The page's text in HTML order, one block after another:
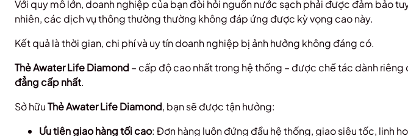
Với quy mô lớn, doanh nghiệp của bạn đòi hỏi nguồn nước sạch phải được đảm bảo
nhiên, các dịch vụ thông thường thường không đáp ứng được kỳ vọng cao này.
Kết quả là thời gian, chi phí và uy tín doanh nghiệp bị ảnh hưởng không đáng có.
Thẻ Awater Life Diamond– cấp độ cao nhất trong hệ thống – được chế tác dành
đẳng cấp nhất.
Sở hữuThẻ Awater Life Diamond, bạn sẽ được tận hưởng:
Ưu tiên giao hàng tối cao: Đơn hàng luôn đứng đầu hệ thống, giao siêu tốc, linh